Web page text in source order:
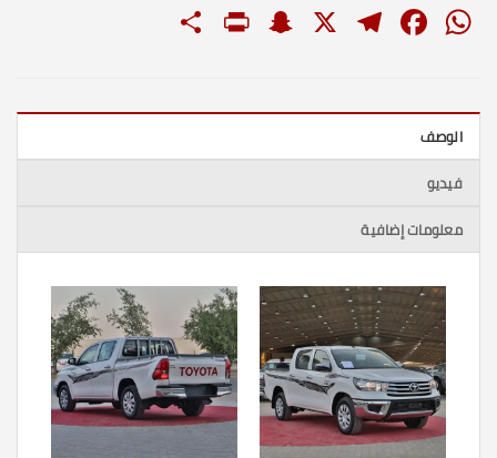
WhatsApp
Facebook
Telegram
X
Snapchat
PrintFriendly
الوصف
فيديو
معلومات إضافية